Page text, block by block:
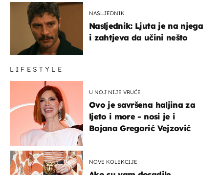
NASLJEDNIK
Nasljednik: Ljuta je na njega
i zahtjeva da učini nešto
LIFESTYLE
U NOJ NIJE VRUĆE
Ovo je savršena haljina za
ljeto i more - nosi je i
Bojana Gregorić Vejzović
NOVE KOLEKCIJE